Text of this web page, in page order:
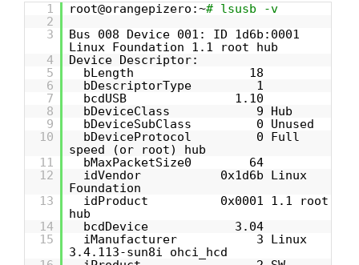
1 root@orangepizero:~# lsusb -v
2
3
Bus 008 Device 001: ID 1d6b:0001
Linux Foundation 1.1 root hub
4
Device Descriptor:
5
bLength 18
6
bDescriptorType 1
7
bcdUSB 1.10
8
bDeviceClass 9 Hub
9
bDeviceSubClass 0 Unused
10
bDeviceProtocol 0 Full
speed (or root) hub
11
bMaxPacketSize0 64
12
idVendor 0x1d6b Linux
Foundation
13
idProduct 0x0001 1.1 root
hub
14
bcdDevice 3.04
15
iManufacturer 3 Linux
3.4.113-sun8i ohci_hcd